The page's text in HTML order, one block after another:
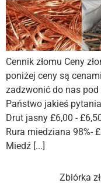
Cennik złomu Ceny
poniżej ceny są
zadzwonić do nas
Państwo jakieś
Drut jasny £6,00 -
Rura miedziana 98%-
Miedź [...]
Zbiórka